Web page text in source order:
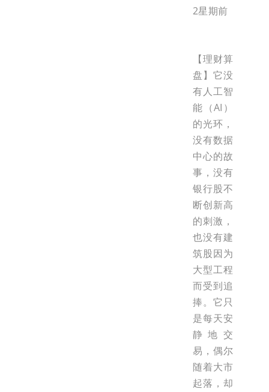
2星期前
【理财算
盘】它没
有人工智
能（AI）
的光环，
没有数据
中心的故
事，没有
银行股不
断创新高
的刺激，
也没有建
筑股因为
大型工程
而受到追
捧。它只
是每天安
静地交
易，偶尔
随着大市
起落，却